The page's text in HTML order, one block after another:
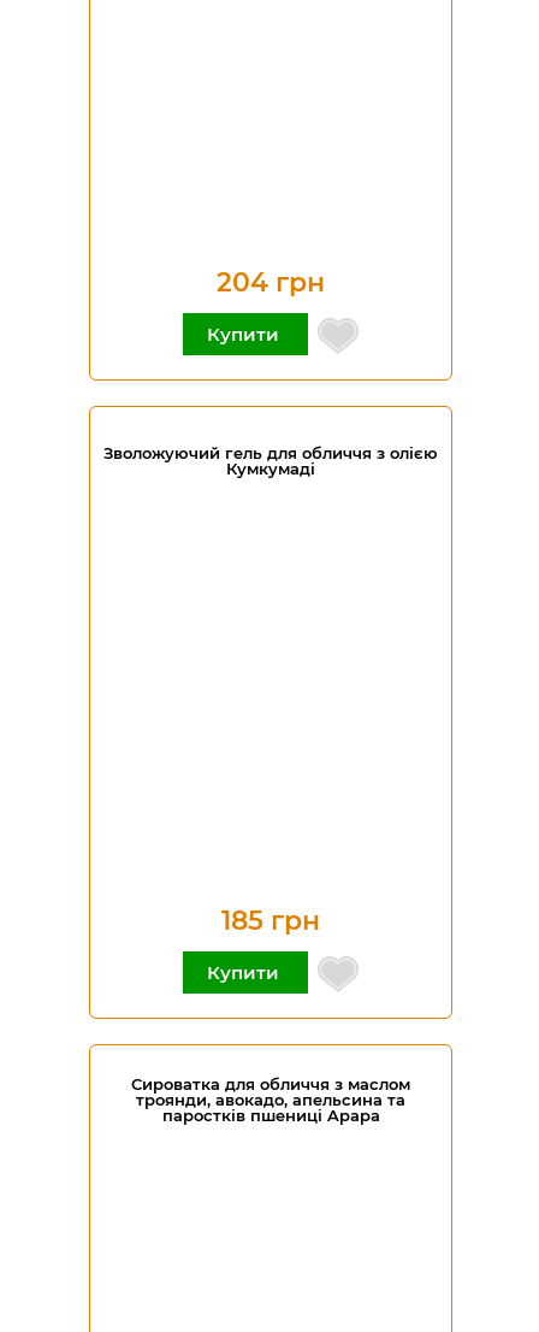
204 грн
Купити
Зволожуючий гель для обличчя з олією
Кумкумаді
185 грн
Купити
Сироватка для обличчя з маслом
троянди, авокадо, апельсина та
паростків пшениці Apapa